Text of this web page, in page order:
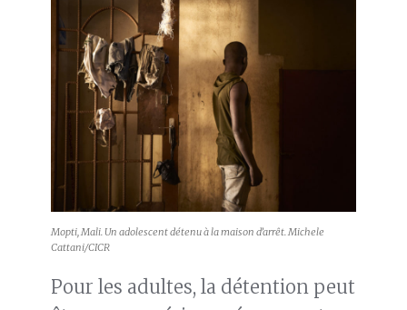
Mopti, Mali. Un adolescent détenu à la maison d’arrêt. Michele
Cattani/CICR
Pour les adultes, la détention peut